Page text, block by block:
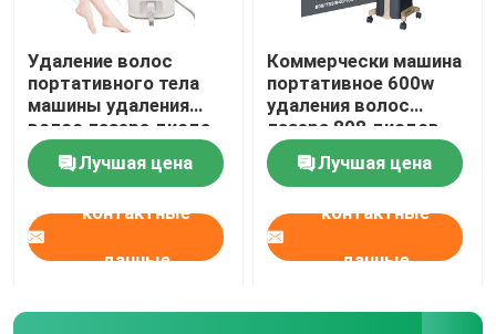
Удаление волос
портативного тела
машины удаления
волос лазера диода
808nm полного
постоянноеЛучшая цена
контактные
данные
Коммерчески машина
портативное 600w
удаления волос
лазера 808 диодов
Лучшая цена
контактные
данные